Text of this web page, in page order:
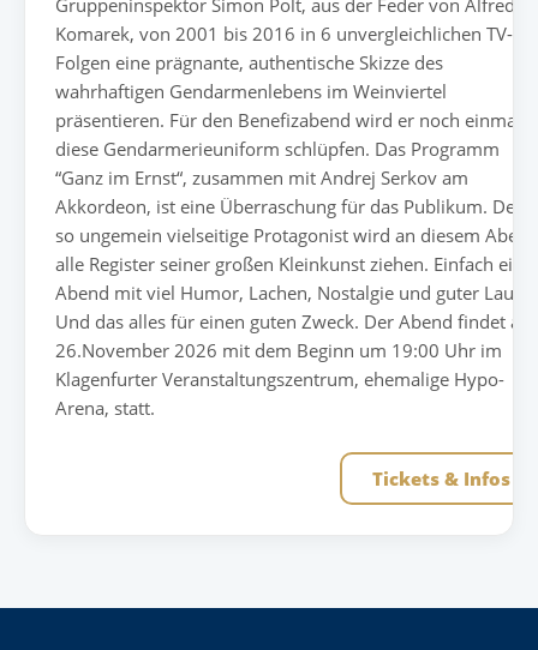
Komarek, von 2001 bis 2016 in 6 unvergleichlichen TV-
Folgen eine prägnante, authentische Skizze des
wahrhaftigen Gendarmenlebens im Weinviertel
präsentieren. Für den Benefizabend wird er noch einmal
diese Gendarmerieuniform schlüpfen. Das Programm
“Ganz im Ernst“, zusammen mit Andrej Serkov am
Akkordeon, ist eine Überraschung für das Publikum. Der
so ungemein vielseitige Protagonist wird an diesem Abend
alle Register seiner großen Kleinkunst ziehen. Einfach ein
Abend mit viel Humor, Lachen, Nostalgie und guter Laune.
Und das alles für einen guten Zweck. Der Abend findet am
26.November 2026 mit dem Beginn um 19:00 Uhr im
Klagenfurter Veranstaltungszentrum, ehemalige Hypo-
Arena, statt.
Tickets & Infos